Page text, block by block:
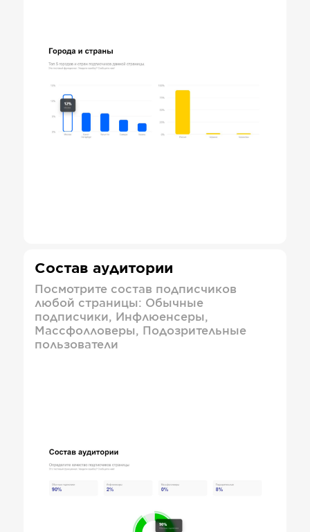
Состав аудитории
Посмотрите состав подписчиков
любой страницы: Обычные
подписчики, Инфлюенсеры,
Массфолловеры, Подозрительные
пользователи